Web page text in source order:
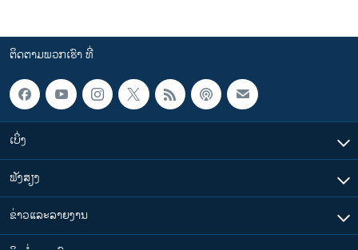
ຕິດຕາມພວກເຮົາ ທີ່
ເບິ່ງ
ຟັງສຽງ
ຂ່າວແລະລາຍງານ